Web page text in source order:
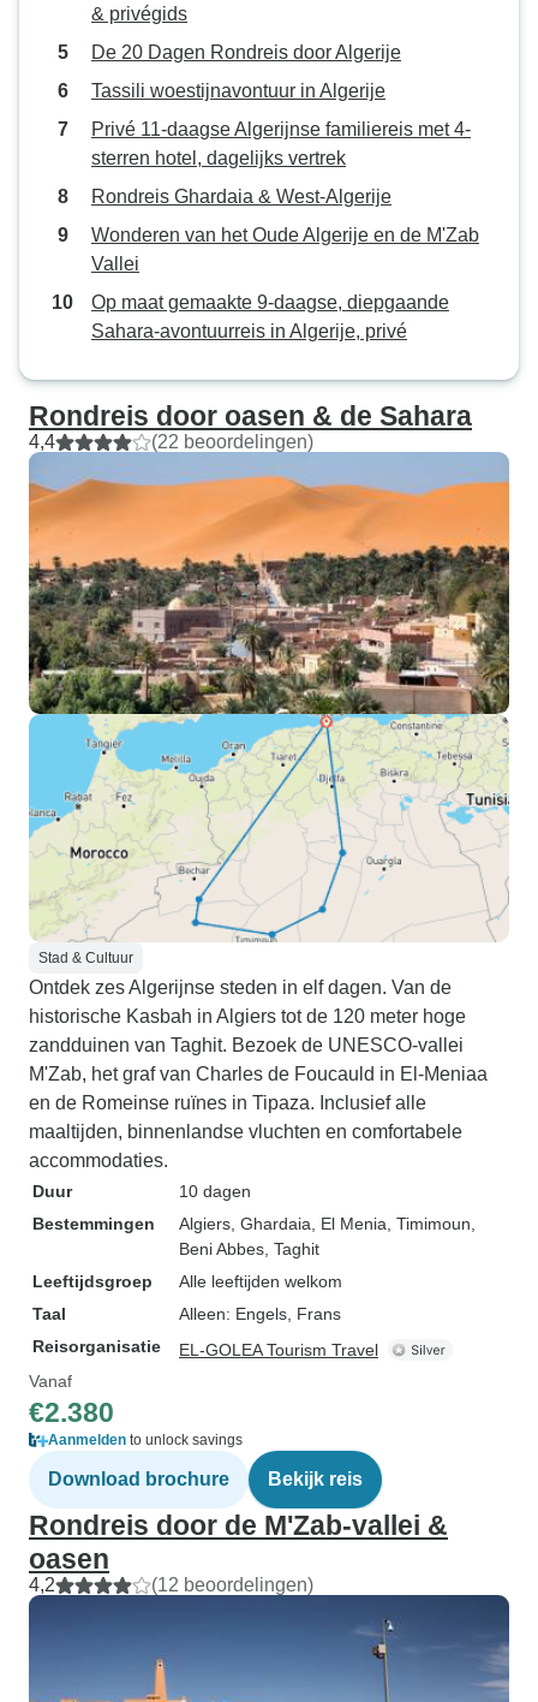
& privégids
De 20 Dagen Rondreis door Algerije
Tassili woestijnavontuur in Algerije
Privé 11-daagse Algerijnse familiereis met 4-
sterren hotel, dagelijks vertrek
Rondreis Ghardaia & West-Algerije
Wonderen van het Oude Algerije en de M'Zab
Vallei
Op maat gemaakte 9-daagse, diepgaande
Sahara-avontuurreis in Algerije, privé
Rondreis door oasen & de Sahara
4,4 (22 beoordelingen)
Stad & Cultuur
Ontdek zes Algerijnse steden in elf dagen. Van de
historische Kasbah in Algiers tot de 120 meter hoge
zandduinen van Taghit. Bezoek de UNESCO-vallei
M'Zab, het graf van Charles de Foucauld in El-Meniaa
en de Romeinse ruïnes in Tipaza. Inclusief alle
maaltijden, binnenlandse vluchten en comfortabele
accommodaties.
Duur
10 dagen
Bestemmingen
Algiers , Ghardaia , El Menia , Timimoun
Beni Abbes , Taghit
Leeftijdsgroep
Alle leeftijden welkom
Taal
Alleen: Engels, Frans
Reisorganisatie
EL-GOLEA Tourism Travel
Vanaf
€2.380
Aanmelden to unlock savings
Download brochure Bekijk reis
Rondreis door de M'Zab-vallei &
oasen
4,2 (12 beoordelingen)